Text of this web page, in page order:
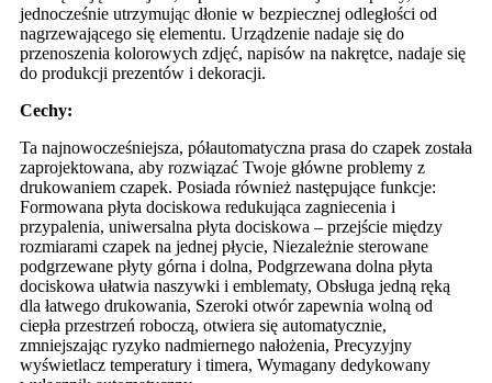
jednocześnie utrzymując dłonie w bezpiecznej odległości od
nagrzewającego się elementu. Urządzenie nadaje się do
przenoszenia kolorowych zdjęć, napisów na nakrętce, nadaje się
do produkcji prezentów i dekoracji.
Cechy:
Ta najnowocześniejsza, półautomatyczna prasa do czapek została
zaprojektowana, aby rozwiązać Twoje główne problemy z
drukowaniem czapek. Posiada również następujące funkcje:
Formowana płyta dociskowa redukująca zagniecenia i
przypalenia, uniwersalna płyta dociskowa – przejście między
rozmiarami czapek na jednej płycie, Niezależnie sterowane
podgrzewane płyty górna i dolna, Podgrzewana dolna płyta
dociskowa ułatwia naszywki i emblematy, Obsługa jedną ręką
dla łatwego drukowania, Szeroki otwór zapewnia wolną od
ciepła przestrzeń roboczą, otwiera się automatycznie,
zmniejszając ryzyko nadmiernego nałożenia, Precyzyjny
wyświetlacz temperatury i timera, Wymagany dedykowany